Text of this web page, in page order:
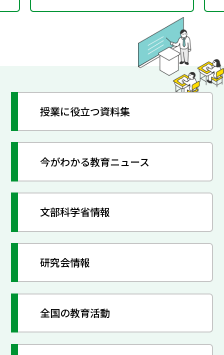
授業に役立つ資料集
今がわかる教育ニュース
文部科学省情報
研究会情報
全国の教育活動